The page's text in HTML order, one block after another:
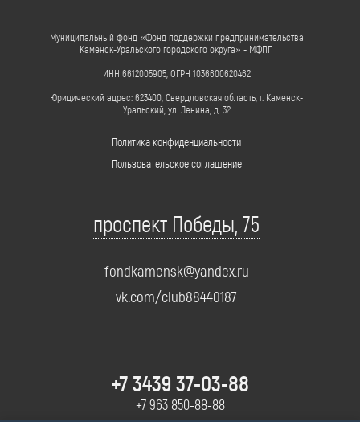
Муниципальный фонд «Фонд поддержки предпринимательства
Каменск-Уральского городского округа» - МФПП
ИНН 6612005905, ОГРН 1036600620462
Юридический адрес: 623400, Свердловская область, г. Каменск-
Уральский, ул. Ленина, д. 32
Политика конфиденциальности
Пользовательское соглашение
проспект Победы, 75
fondkamensk@yandex.ru
vk.com/club88440187
+7 3439 37-03-88
+7 963 850-88-88